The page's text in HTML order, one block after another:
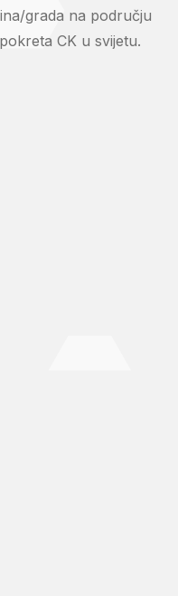
grada na području
CK u svijetu.